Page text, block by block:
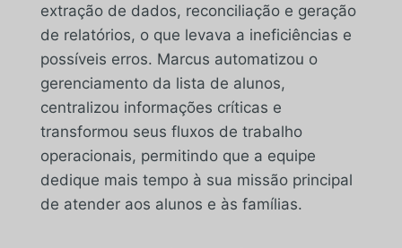
extração de dados, reconciliação e geração
de relatórios, o que levava a ineficiências e
possíveis erros. Marcus automatizou o
gerenciamento da lista de alunos,
centralizou informações críticas e
transformou seus fluxos de trabalho
operacionais, permitindo que a equipe
dedique mais tempo à sua missão principal
de atender aos alunos e às famílias.